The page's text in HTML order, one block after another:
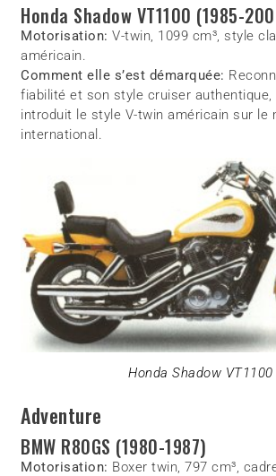
Honda Shadow VT1100 (1985-
Motorisation: V-twin, 1099 cm³, style
américain.
Comment elle s’est démarquée:
fiabilité et son style cruiser authentique,
introduit le style V-twin américain sur le
international.
Honda Shadow VT1100
Adventure
BMW R80GS (1980-1987)
Motorisation: Boxer twin, 797 cm³,